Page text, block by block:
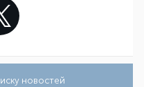
новостей